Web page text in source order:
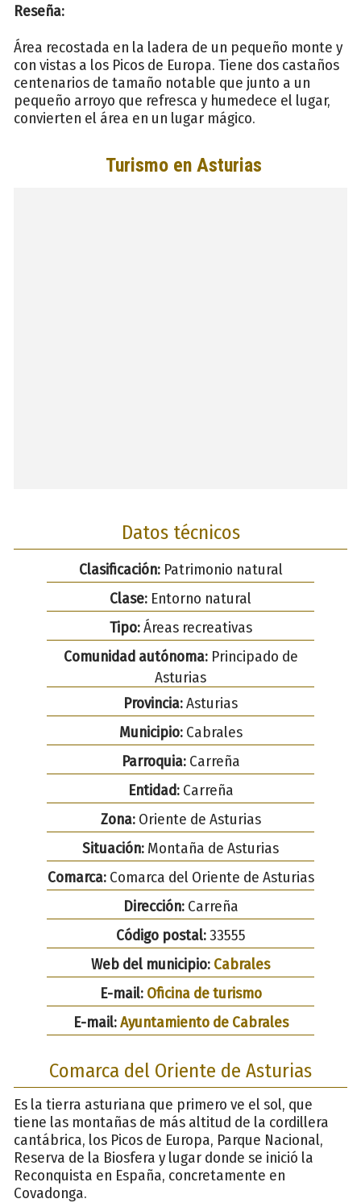
Reseña:
Área recostada en la ladera de un pequeño monte y
con vistas a los Picos de Europa. Tiene dos castaños
centenarios de tamaño notable que junto a un
pequeño arroyo que refresca y humedece el lugar,
convierten el área en un lugar mágico.
Datos técnicos
Clasificación:Patrimonio natural
Clase: Entorno natural
Tipo:Áreas recreativas
Comunidad autónoma:Principado de
Asturias
Provincia:Asturias
Municipio:Cabrales
Parroquia:Carreña
Entidad:Carreña
Zona:Oriente de Asturias
Situación: Montaña de Asturias
Comarca:Comarca del Oriente de Asturias
Dirección:Carreña
Código postal:33555
Web del municipio: Cabrales
E-mail: Oficina de turismo
E-mail:Ayuntamiento de Cabrales
Comarca del Oriente de Asturias
Es la tierra asturiana que primero ve el sol, que
tiene las montañas de más altitud de la cordillera
cantábrica, los Picos de Europa, Parque Nacional,
Reserva de la Biosfera y lugar donde se inició la
Reconquista en España, concretamente en
Covadonga.